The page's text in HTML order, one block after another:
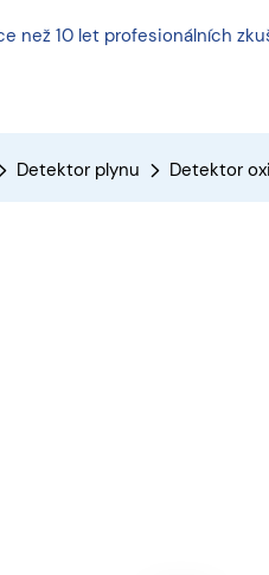
než 10 let profesionálních
Detektor plynu Detektor